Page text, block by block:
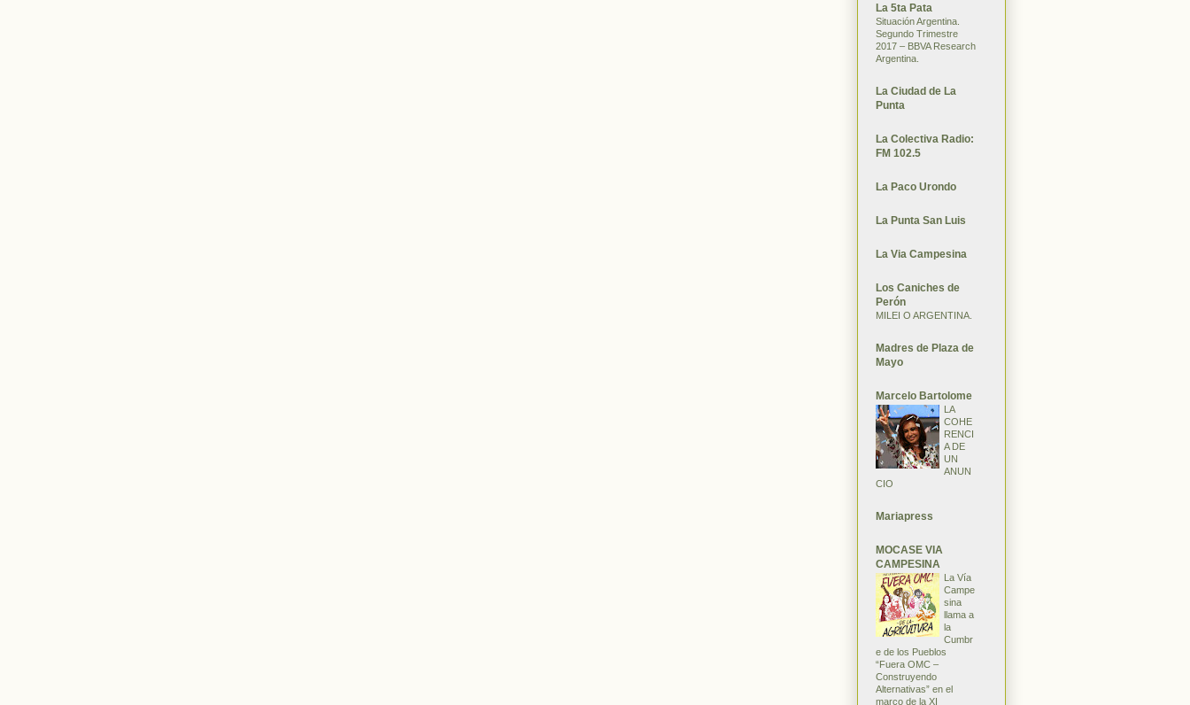
La 5ta Pata
Situación Argentina.
Segundo Trimestre
2017 – BBVA Research
Argentina.
La Ciudad de La
Punta
La Colectiva Radio:
FM 102.5
La Paco Urondo
La Punta San Luis
La Via Campesina
Los Caniches de
Perón
MILEI O ARGENTINA.
Madres de Plaza de
Mayo
Marcelo Bartolome
LA
COHE
RENCI
A DE
UN
ANUN
CIO
Mariapress
MOCASE VIA
CAMPESINA
La Vía
Campe
sina
llama a
la
Cumbr
e de los Pueblos
“Fuera OMC –
Construyendo
Alternativas” en el
marco de la XI